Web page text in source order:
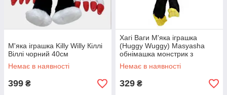
М'яка іграшка Killy Willy Кіллі
Віллі чорний 40см
Немає в наявності
399 ₴
Хагі Ваги М'яка іграшка
(Huggy Wuggy) Masyasha
обнімашка монстрик з
липучками на руках 36см
Немає в наявності
329 ₴